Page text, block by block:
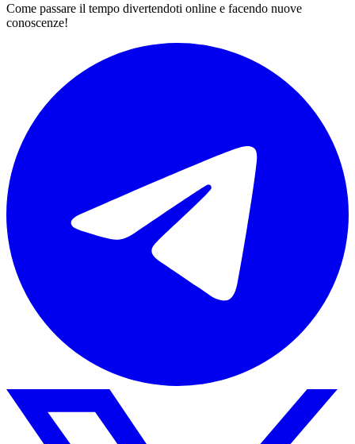
Come passare il tempo divertendoti online e facendo nuove
conoscenze!